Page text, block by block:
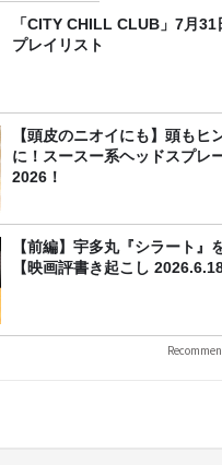
「CITY CHILL CLUB」7月31
プレイリスト
【頭皮のニオイにも】頭もヒ
に！スースー系ヘッドスプレ
2026！
【前編】宇多丸『シラート』
【映画評書き起こし